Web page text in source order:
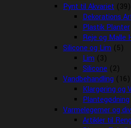
Pynt til Akvariet (39)
Dekorations
Plastik Planter
Reje og Malle
Silicone og Lim (5)
Lim (3)
Silicone (2)
Vandbehandling (16)
Klargøring og
Plantegødning
Varmelegemer og
Artikler til